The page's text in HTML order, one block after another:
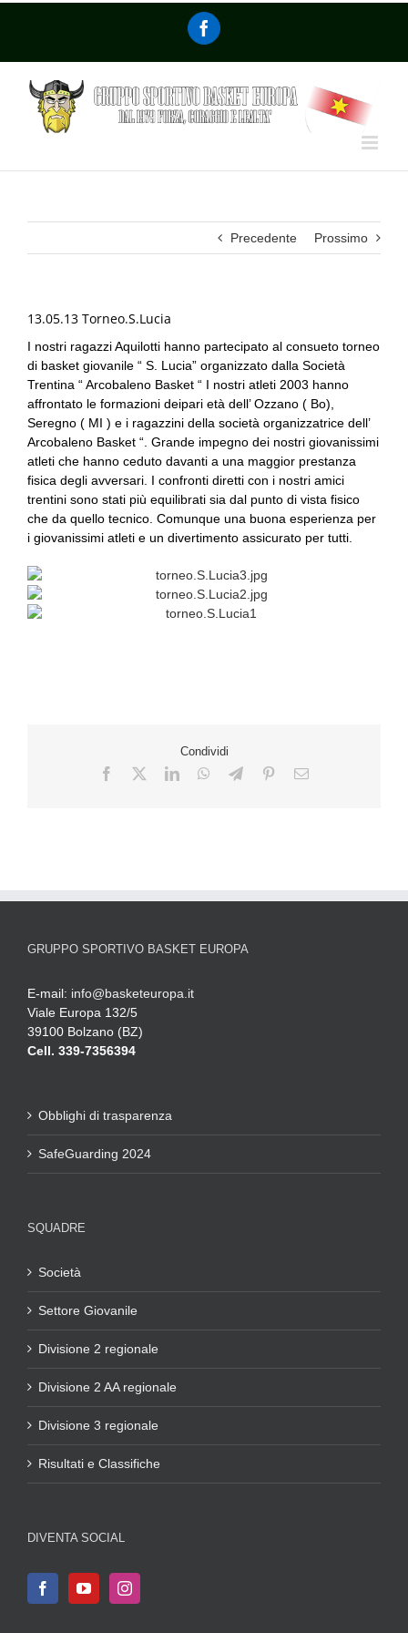
Precedente Prossimo
13.05.13 Torneo.S.Lucia
I nostri ragazzi Aquilotti hanno partecipato al consueto torneo
di basket giovanile “ S. Lucia” organizzato dalla Società
Trentina “ Arcobaleno Basket “ I nostri atleti 2003 hanno
affrontato le formazioni deipari età dell’ Ozzano ( Bo),
Seregno ( MI ) e i ragazzini della società organizzatrice dell’
Arcobaleno Basket “. Grande impegno dei nostri giovanissimi
atleti che hanno ceduto davanti a una maggior prestanza
fisica degli avversari. I confronti diretti con i nostri amici
trentini sono stati più equilibrati sia dal punto di vista fisico
che da quello tecnico. Comunque una buona esperienza per
i giovanissimi atleti e un divertimento assicurato per tutti.
Condividi
GRUPPO SPORTIVO BASKET EUROPA
E-mail: info@basketeuropa.it
Viale Europa 132/5
39100 Bolzano (BZ)
Cell. 339-7356394
Obblighi di trasparenza
SafeGuarding 2024
SQUADRE
Società
Settore Giovanile
Divisione 2 regionale
Divisione 2 AA regionale
Divisione 3 regionale
Risultati e Classifiche
DIVENTA SOCIAL